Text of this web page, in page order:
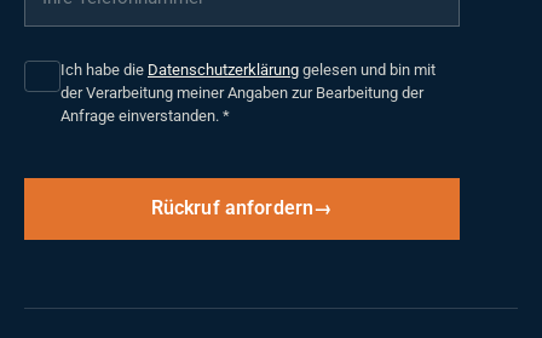
Ich habe die Datenschutzerklärung gelesen und bin mit
der Verarbeitung meiner Angaben zur Bearbeitung der
Anfrage einverstanden. *
Rückruf anfordern